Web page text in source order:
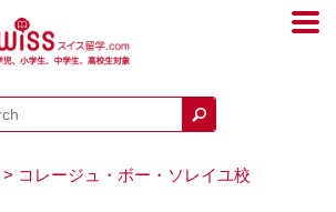
> コレージュ・ボー・ソレイユ校